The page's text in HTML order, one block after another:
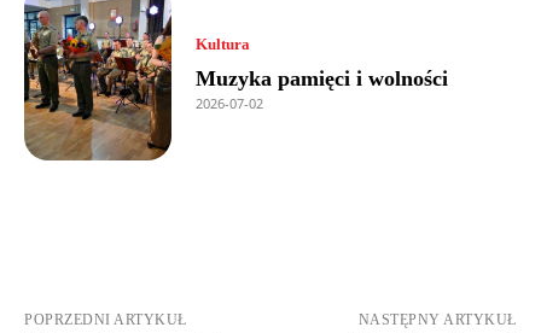
Kultura
Muzyka pamięci i wolności
2026-07-02
POPRZEDNI ARTYKUŁ NASTĘPNY ARTYKUŁ